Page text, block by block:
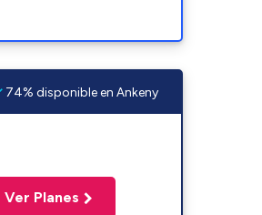
74% disponible en Ankeny
Ver Planes